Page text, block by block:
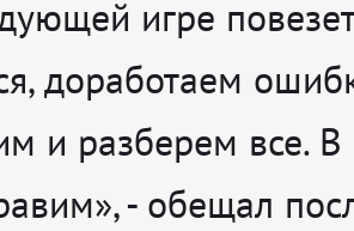
игре
доработаем
и разберем все.
- обещал